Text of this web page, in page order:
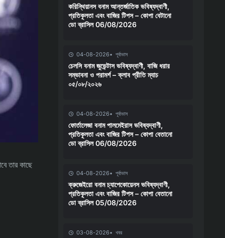
তার কাছে
করিন্থিয়ানস বনাম আন্তর্জাতিক ভবিষ্যদ্বাণী,
প্রতিকূলতা এবং বাজির টিপস – কোপা বেটানো
ডো ব্রাসিল 06/08/2026
04-08-2026 পূর্বাভাস
চেলসি বনাম জুভেন্টাস ভবিষ্যদ্বাণী, বাজি ধরার
সম্ভাবনা ও পরামর্শ – ক্লাব প্রীতি ম্যাচ
০৫/০৮/২০২৬
04-08-2026 পূর্বাভাস
ফোর্তালেজা বনাম পালমেইরাস ভবিষ্যদ্বাণী,
প্রতিকূলতা এবং বাজির টিপস – কোপা বেতানো
ডো ব্রাসিল 06/08/2026
04-08-2026 পূর্বাভাস
ক্রুজেইরো বনাম চ্যাপেকোয়েনস ভবিষ্যদ্বাণী,
প্রতিকূলতা এবং বাজির টিপস – কোপা বেতানো
ডো ব্রাসিল 05/08/2026
03-08-2026 খবর